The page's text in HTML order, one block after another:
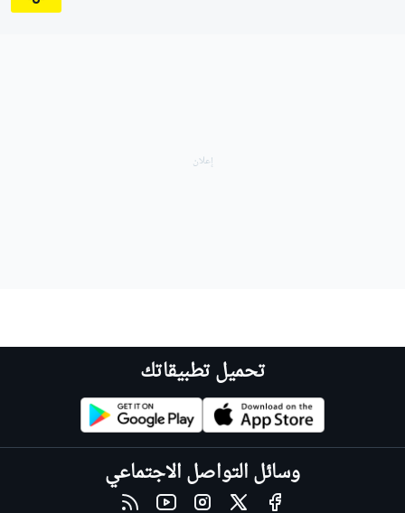
تحميل تطبيقاتك
وسائل التواصل الاجتماعي